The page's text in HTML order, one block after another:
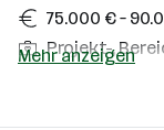
75.000 € –
Projekt-,
Mehr anzeigen